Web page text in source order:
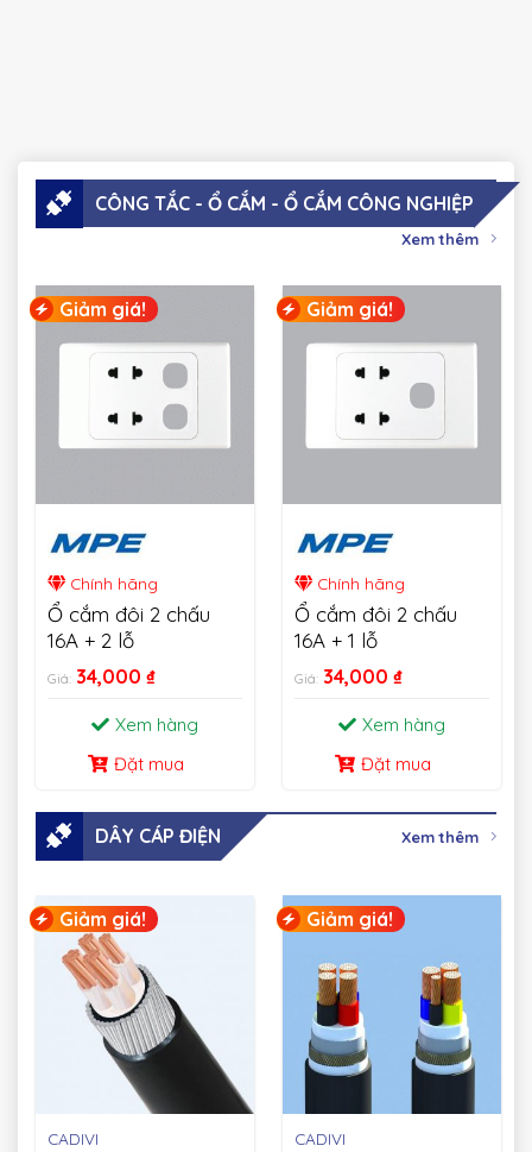
CÔNG TẮC - Ổ CẮM - Ổ CẮM CÔNG NGHIỆP
Xem thêm
Giảm giá!
Chính hãng
Ổ cắm đôi 2 chấu
16A + 2 lỗ
Giá: 34,000 ₫
Xem hàng
Đặt mua
Giảm giá!
Chính hãng
Ổ cắm đôi 2 chấu
16A + 1 lỗ
Giá: 34,000 ₫
Xem hàng
Đặt mua
DÂY CÁP ĐIỆN Xem thêm
Giảm giá!
CADIVI
Giảm giá!
CADIVI